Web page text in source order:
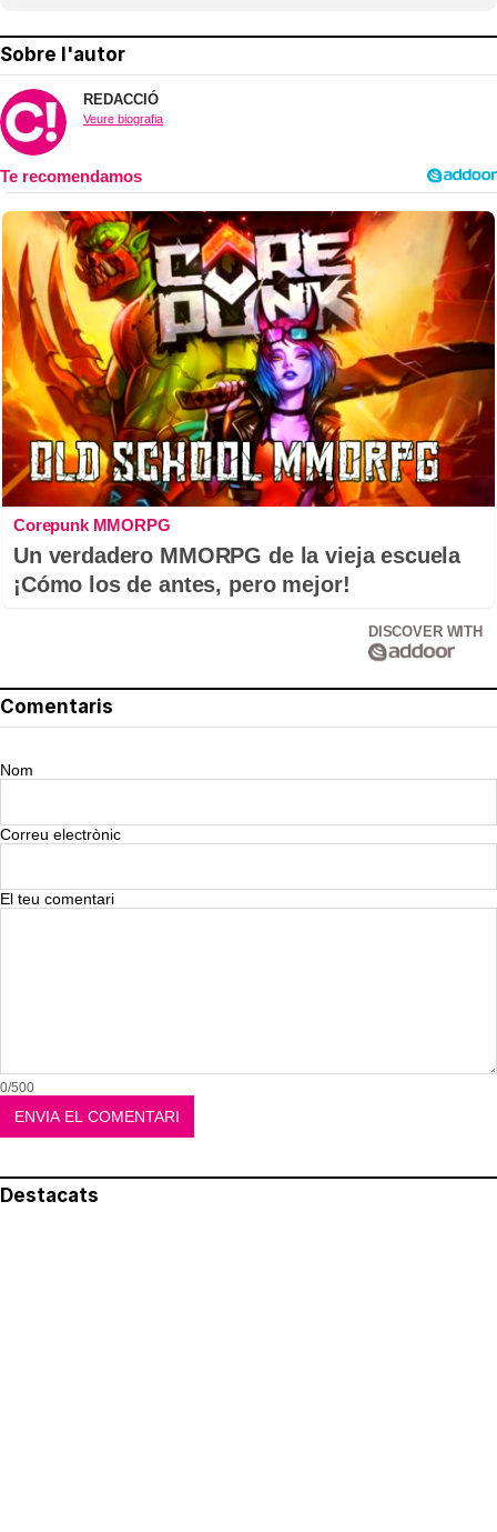
Sobre l'autor
REDACCIÓ
Veure biografia
Corepunk MMORPG
Un verdadero MMORPG de la vieja escuela
¡Cómo los de antes, pero mejor!
DISCOVER WITH
Comentaris
Nom
Correu electrònic
El teu comentari
0/500
Destacats